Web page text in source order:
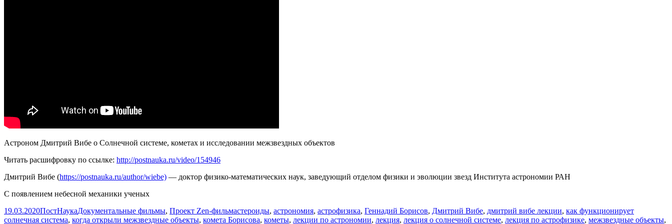
Астроном Дмитрий Вибе о Солнечной системе, кометах и исследовании межзвездных объектов
Читать расшифровку по ссылке: http://postnauka.ru/video/154946
Дмитрий Вибе (https://postnauka.ru/author/wiebe) — доктор физико-математических наук, заведующий отделом физики и эволюции звезд Института астрономии РАН
С появлением небесной механики ученых
Опубликовано
19.03.2020Автор
ПостНаукаРубрики
Документальные фильмы, Проект Zen-фильмМетки
астероиды, астрономия, астрофизика, Геннадий Борисов, Дмитрий Вибе, дмитрий вибе лекции, как функционирует
солнечная система, когда открыли межзвездные объекты, комета Борисова, кометы, лекции по астрономии, лекция, лекция о солнечной системе, лекция по астрофизике, межзвездные объекты,